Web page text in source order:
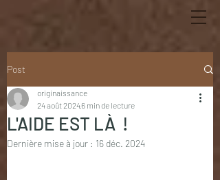
Post
L'AIDE EST LÀ !
originaissance
24 août 20246 min de lecture
Dernière mise à jour : 16 déc. 2024